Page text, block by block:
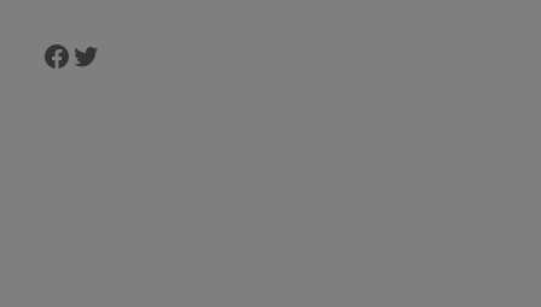
Facebook
Twitter